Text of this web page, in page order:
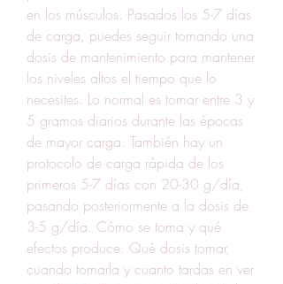
en los músculos. Pasados los 5-7 días
de carga, puedes seguir tomando una
dosis de mantenimiento para mantener
los niveles altos el tiempo que lo
necesites. Lo normal es tomar entre 3 y
5 gramos diarios durante las épocas
de mayor carga. También hay un
protocolo de carga rápida de los
primeros 5-7 días con 20-30 g/día,
pasando posteriormente a la dosis de
3-5 g/día. Cómo se toma y qué
efectos produce. Qué dosis tomar,
cuando tomarla y cuanto tardas en ver